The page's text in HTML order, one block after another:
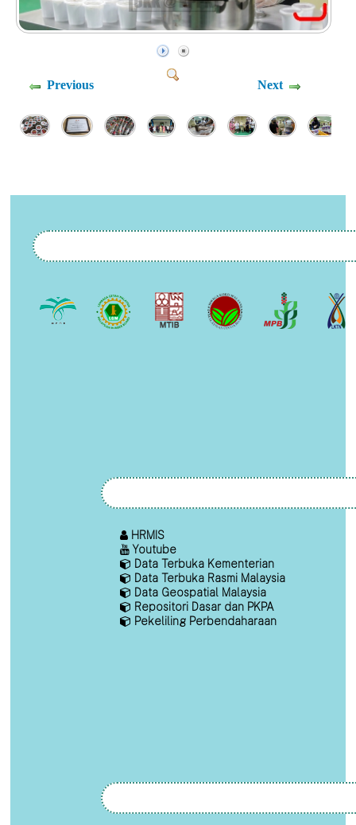
Previous Next
HRMIS
Youtube
Data Terbuka Kementerian
Data Terbuka Rasmi Malaysia
Data Geospatial Malaysia
Repositori Dasar dan PKPA
Pekeliling Perbendaharaan